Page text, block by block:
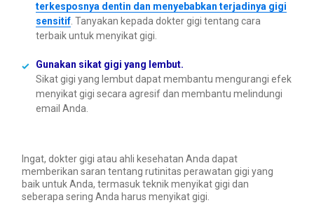
terkesposnya dentin dan menyebabkan terjadinya gigi
sensitif. Tanyakan kepada dokter gigi tentang cara
terbaik untuk menyikat gigi.
Gunakan sikat gigi yang lembut.
Sikat gigi yang lembut dapat membantu mengurangi efek
menyikat gigi secara agresif dan membantu melindungi
email Anda.
Ingat, dokter gigi atau ahli kesehatan Anda dapat
memberikan saran tentang rutinitas perawatan gigi yang
baik untuk Anda, termasuk teknik menyikat gigi dan
seberapa sering Anda harus menyikat gigi.